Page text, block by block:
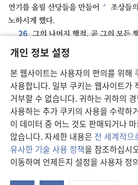
개인 정보 설정
본 웹사이트는 사용자의 편의를 위해
사용합니다. 일부 쿠키는 웹사이트가
거부할 수 없습니다. 귀하는 귀하의
사용하는 추가 쿠키의 사용을 수락하
이 데이터 중 어느 것도 판매되거나
않습니다. 자세한 내용은 전 세계적으
유사한 기술 사용 정책을 참조하십시
이동하여 언제든지 설정을 사용자 정
연기를 올릴 산당들을 만들어 ㅅ 조상들
노하시게 했다.
26 그의 나머지 행적, 곧 그의 모든
‘유다와 이스라엘 열왕기’에 기록되어 있
조상들과 함께 잠들자, 사람들이 그를 그
지냈으나 이스라엘 왕들의 매장지에 들
히스기야가 그의 뒤를 이어 왕이 되었다.
이전
이 출판물의 저작권